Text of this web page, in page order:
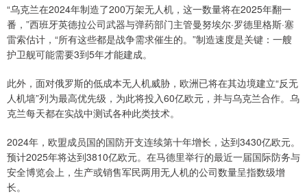
“乌克兰在2024年制造了200万架无人机，这一数量将在2025年翻一
番，”西班牙英德拉公司武器与弹药部门主管曼努埃尔·罗德里格斯·塞
雷索估计，“所有这些都是战争需求催生的。”制造速度是关键：一艘
护卫舰可能需要3到5年才能建成。
此外，面对俄罗斯的低成本无人机威胁，欧洲已将在其边境建立“反无
人机墙”列为最高优先级，为此将投入60亿欧元，并与乌克兰合作。乌
克兰每天都在实战中测试各种此类技术。
2024年，欧盟成员国的国防开支连续第十年增长，达到3430亿欧元。
预计2025年将达到3810亿欧元。在马德里举行的最近一届国际防务与
安全博览会上，生产或销售军民两用无人机的公司数量呈指数级增
长。